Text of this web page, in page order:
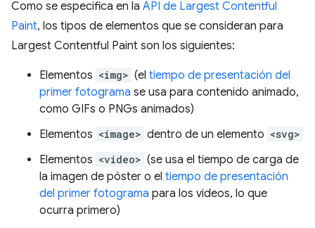
Como se especifica en la API de Largest Contentful
Paint, los tipos de elementos que se consideran para
Largest Contentful Paint son los siguientes:
Elementos <img> (el tiempo de presentación del
primer fotograma se usa para contenido animado,
como GIFs o PNGs animados)
Elementos <image> dentro de un elemento <svg>
Elementos <video> (se usa el tiempo de carga de
la imagen de póster o el tiempo de presentación
del primer fotograma para los videos, lo que
ocurra primero)